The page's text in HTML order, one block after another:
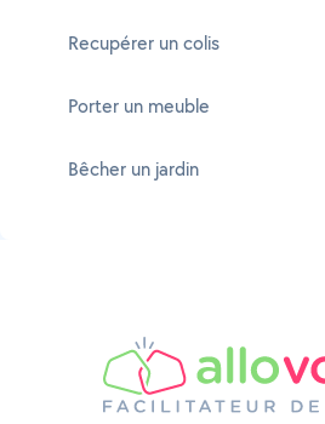
Recupérer un colis
Porter un meuble
Bêcher un jardin